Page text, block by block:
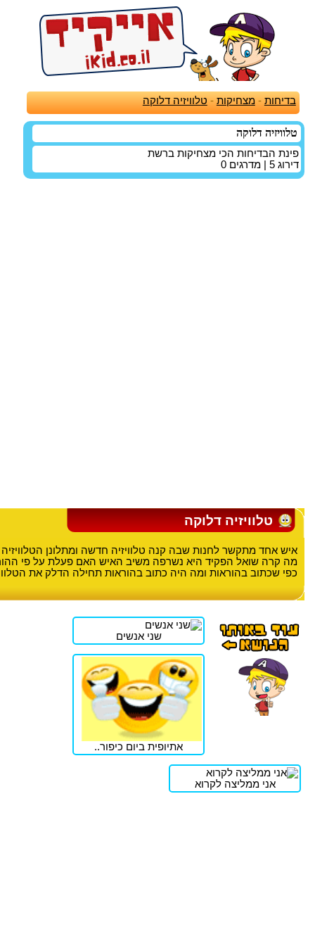
בדיחות -מצחיקות - טלוויזיה דלוקה
טלוויזיה דלוקה
פינת הבדיחות הכי מצחיקות ברשת
דירוג 5 | מדרגים 0
טלוויזיה דלוקה
איש אחד מתקשר לחנות שבה קנה טלוויזיה חדשה ומתלונן
מה קרה שואל הפקיד היא נשרפה משיב האיש האם פעלת על פי
כפי שכתוב בהוראות ומה היה כתוב בהוראות תחילה הדלק את
שני אנשים
אתיופית ביום כיפור..
אני ממליצה לקרוא